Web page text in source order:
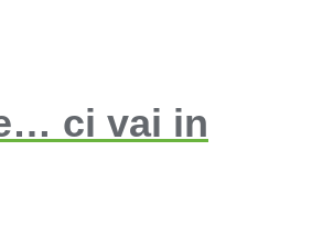
ci vai in